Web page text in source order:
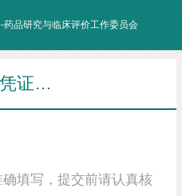
药品研究与临床评价工作委员会
注册费及会员费汇款凭证上传
填写，提交前请认真核